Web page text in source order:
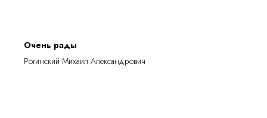
Очень рады
Рогинский Михаил Александрович